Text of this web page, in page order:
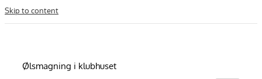
Skip to content
Ølsmagning i klubhuset